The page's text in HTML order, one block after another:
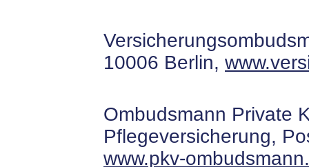
10006 Berlin,
Ombudsmann Private
Pflegeversicherung,
www.pkv-